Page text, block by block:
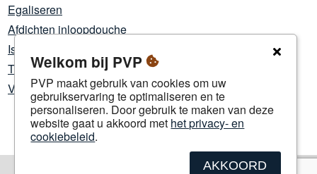
Egaliseren
Afdichten inloopdouche
Isoleren twinfit
Turbo beton
Verlaagd plafond
Welkom bij PVP
PVP maakt gebruik van cookies om uw
gebruikservaring te optimaliseren en te
personaliseren. Door gebruik te maken van deze
website gaat u akkoord met het privacy- en
cookiebeleid.
AKKOORD